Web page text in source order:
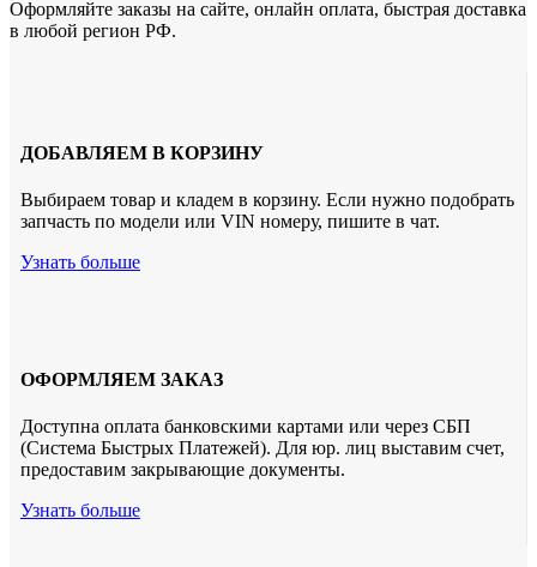
Оформляйте заказы на сайте, онлайн оплата, быстрая доставка
в любой регион РФ.
ДОБАВЛЯЕМ В КОРЗИНУ
Выбираем товар и кладем в корзину. Если нужно подобрать
запчасть по модели или VIN номеру, пишите в чат.
Узнать больше
ОФОРМЛЯЕМ ЗАКАЗ
Доступна оплата банковскими картами или через СБП
(Система Быстрых Платежей). Для юр. лиц выставим счет,
предоставим закрывающие документы.
Узнать больше